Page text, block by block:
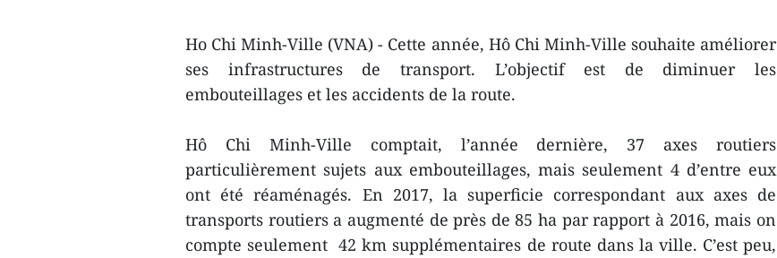
Ho Chi Minh-Ville (VNA) - Cette année, Hô Chi Minh-Ville souhaite améliorer
ses infrastructures de transport. L’objectif est de diminuer les
embouteillages et les accidents de la route.
Hô Chi Minh-Ville comptait, l’année dernière, 37 axes routiers
particulièrement sujets aux embouteillages, mais seulement 4 d’entre eux
ont été réaménagés. En 2017, la superficie correspondant aux axes de
transports routiers a augmenté de près de 85 ha par rapport à 2016, mais on
compte seulement 42 km supplémentaires de route dans la ville. C’est peu,